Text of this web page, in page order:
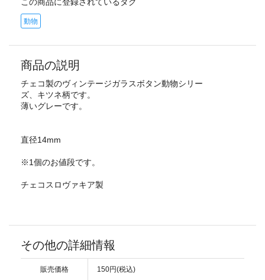
動物
商品の説明
チェコ製のヴィンテージガラスボタン動物シリー
ズ、キツネ柄です。
薄いグレーです。
直径14mm
※1個のお値段です。
チェコスロヴァキア製
その他の詳細情報
販売価格 150円(税込)